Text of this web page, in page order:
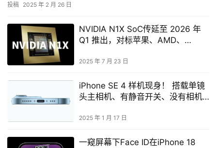
投稿 2025 年 2 月 26 日
NVIDIA N1X SoC传延至 2026 年
Q1 推出，对标苹果、AMD、
2025 年 7 月 23 日
iPhone SE 4 样机现身！ 搭载单镜
头主相机、有静音开关、没有相机
2025 年 1 月 17 日
一窥屏幕下Face ID在iPhone 18